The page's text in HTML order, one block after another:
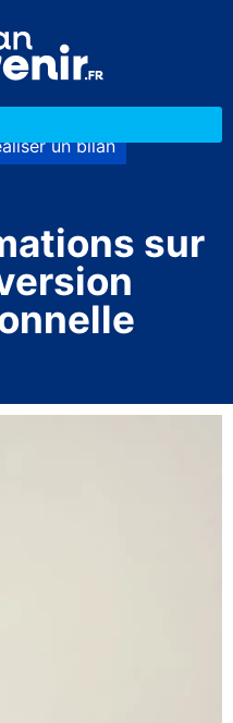
un bilan
sur